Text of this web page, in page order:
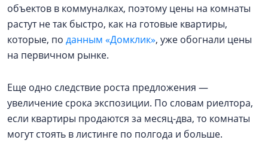
объектов в коммуналках, поэтому цены на комнаты
растут не так быстро, как на готовые квартиры,
которые, по данным «Домклик», уже обогнали цены
на первичном рынке.
Еще одно следствие роста предложения —
увеличение срока экспозиции. По словам риелтора,
если квартиры продаются за месяц-два, то комнаты
могут стоять в листинге по полгода и больше.